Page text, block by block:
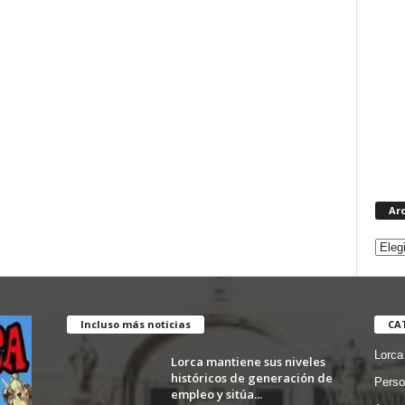
Incluso más noticias
Lorca mantiene sus niveles
históricos de generación de
empleo y sitúa...
Lorca